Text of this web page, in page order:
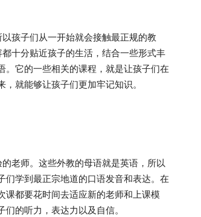
孩子们从一开始就会接触最正规的教
十分贴近孩子的生活，结合一些形式丰
。它的一些相关的课程，就是让孩子们在
就能够让孩子们更加牢记知识。
老师。这些外教的母语就是英语，所以
们学到最正宗地道的口语发音和表达。在
课都要花时间去适应新的老师和上课模
的听力，表达力以及自信。